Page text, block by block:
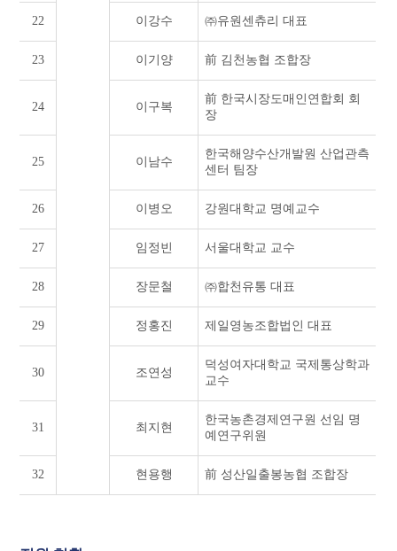
22 이강수 ㈜유원센츄리 대표
23 이기양 前 김천농협 조합장
24 이구복
前 한국시장도매인연합회 회
장
25 이남수
한국해양수산개발원 산업관측
센터 팀장
26 이병오 강원대학교 명예교수
27 임정빈 서울대학교 교수
28 장문철 ㈜합천유통 대표
29 정홍진 제일영농조합법인 대표
30 조연성
덕성여자대학교 국제통상학과
교수
31 최지현
한국농촌경제연구원 선임 명
예연구위원
32 현용행 前 성산일출봉농협 조합장